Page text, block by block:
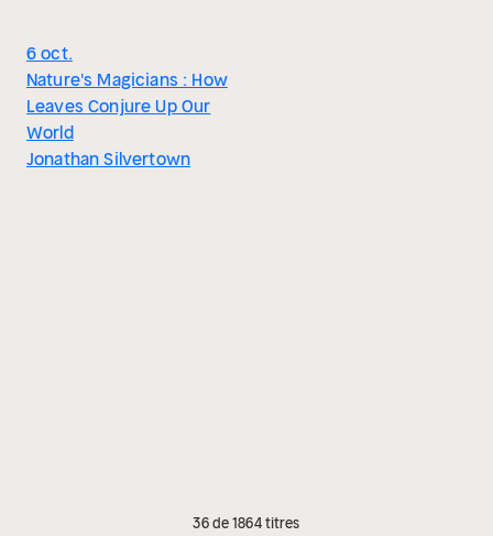
6 oct.
Nature's Magicians : How
Leaves Conjure Up Our
World
Jonathan Silvertown
36 de 1864 titres